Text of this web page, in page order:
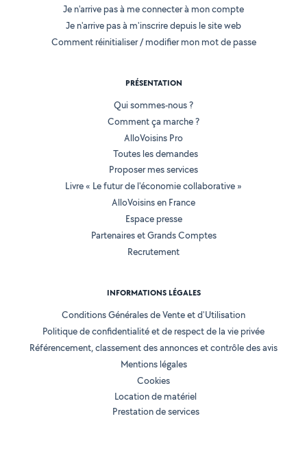
Je n'arrive pas à me connecter à mon compte
Je n'arrive pas à m'inscrire depuis le site web
Comment réinitialiser / modifier mon mot de passe
PRÉSENTATION
Qui sommes-nous ?
Comment ça marche ?
AlloVoisins Pro
Toutes les demandes
Proposer mes services
Livre « Le futur de l'économie collaborative »
AlloVoisins en France
Espace presse
Partenaires et Grands Comptes
Recrutement
INFORMATIONS LÉGALES
Conditions Générales de Vente et d'Utilisation
Politique de confidentialité et de respect de la vie privée
Référencement, classement des annonces et contrôle des avis
Mentions légales
Cookies
Location de matériel
Prestation de services